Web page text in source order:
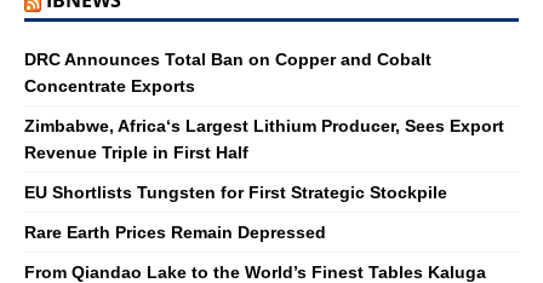
DRC Announces Total Ban on Copper and Cobalt
Concentrate Exports
Zimbabwe, Africa‘s Largest Lithium Producer, Sees Export
Revenue Triple in First Half
EU Shortlists Tungsten for First Strategic Stockpile
Rare Earth Prices Remain Depressed
From Qiandao Lake to the World’s Finest Tables Kaluga